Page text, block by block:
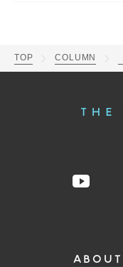
TOP COLUMN
ABOUT